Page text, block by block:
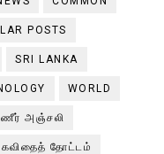
POSTS
SRI LANKA
WORLD
அஞ்சலி
கவிதைத் தோட்டம்